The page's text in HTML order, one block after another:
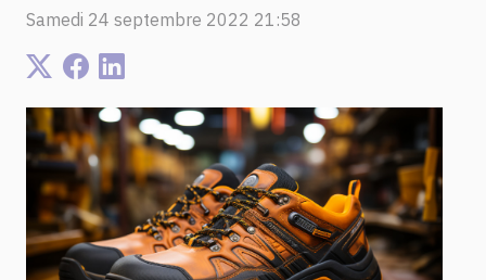
Samedi 24 septembre 2022 21:58